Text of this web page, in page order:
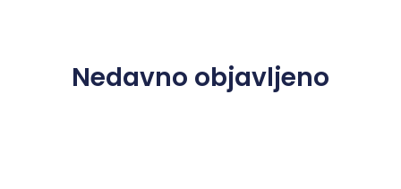
Nedavno objavljeno